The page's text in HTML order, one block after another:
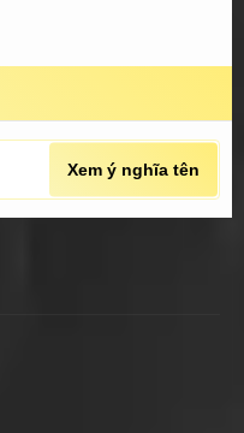
Xem ý nghĩa tên